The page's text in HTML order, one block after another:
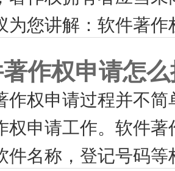
为您讲解：软件著
作权申请怎
作权申请过程并不
权申请工作。软件
件名称，登记号码